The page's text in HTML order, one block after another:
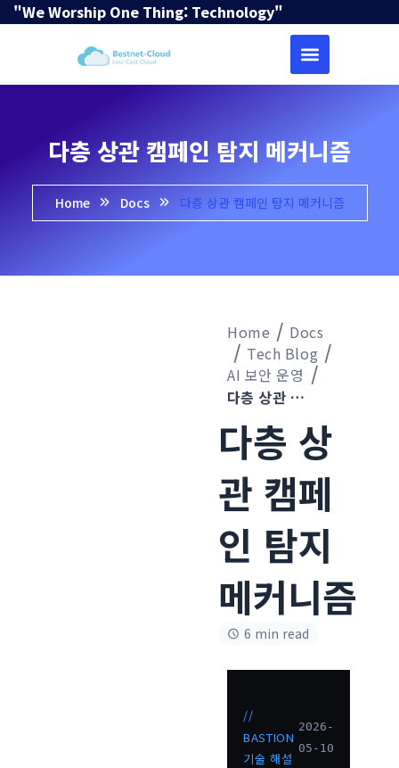
"We Worship One Thing: Technology"
다층 상관 캠페인 탐지 메커니즘
Home Docs 다층 상관 캠페인 탐지 메커니즘
Home
Docs
Tech Blog
AI 보안 운영
다층 상관 캠페인 탐지 메커니즘
다층 상
관 캠페
인 탐지
메커니즘
6 min read
//
BASTION
기술 해설
2026-
05-10